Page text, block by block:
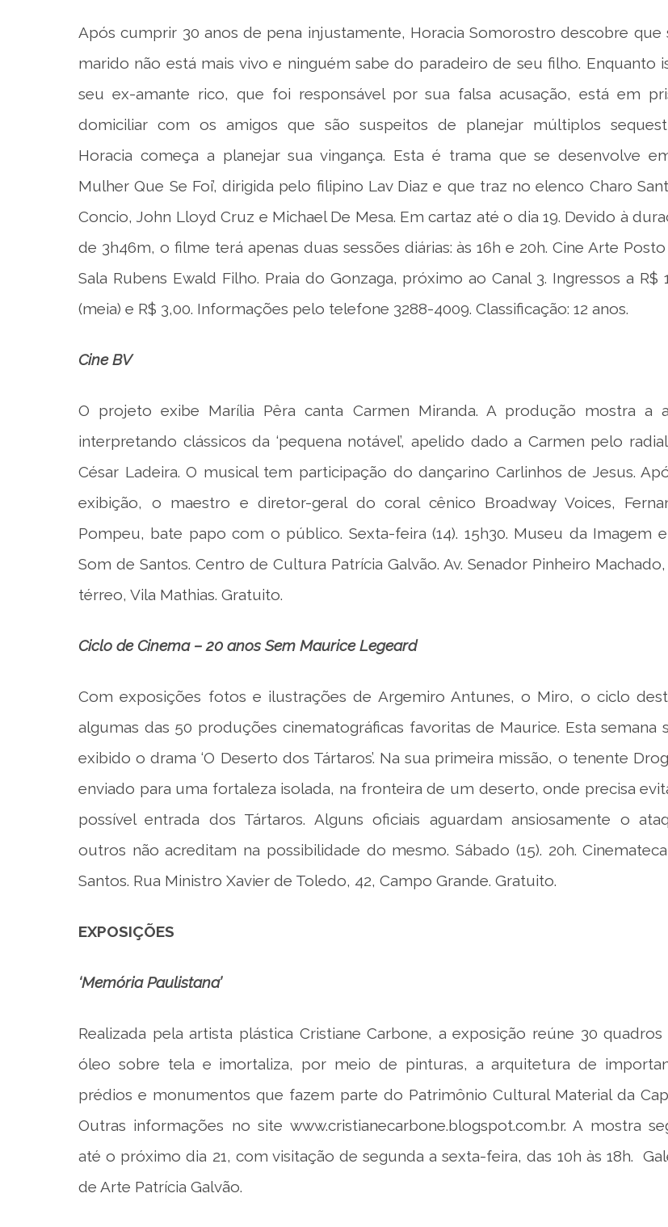
Após cumprir 30 anos de pena injustamente, Horacia Somorostro descobre que
marido não está mais vivo e ninguém sabe do paradeiro de seu filho. Enquanto
seu ex-amante rico, que foi responsável por sua falsa acusação, está em
domiciliar com os amigos que são suspeitos de planejar múltiplos
Horacia começa a planejar sua vingança. Esta é trama que se desenvolve
Mulher Que Se Foi’, dirigida pelo filipino Lav Diaz e que traz no elenco Charo
Concio, John Lloyd Cruz e Michael De Mesa. Em cartaz até o dia 19. Devido à
de 3h46m, o filme terá apenas duas sessões diárias: às 16h e 20h. Cine Arte
Sala Rubens Ewald Filho. Praia do Gonzaga, próximo ao Canal 3. Ingressos a R$
(meia) e R$ 3,00. Informações pelo telefone 3288-4009. Classificação: 12 anos.
Cine BV
O projeto exibe Marília Pêra canta Carmen Miranda. A produção mostra a
interpretando clássicos da ‘pequena notável’, apelido dado a Carmen pelo
César Ladeira. O musical tem participação do dançarino Carlinhos de Jesus.
exibição, o maestro e diretor-geral do coral cênico Broadway Voices,
Pompeu, bate papo com o público. Sexta-feira (14). 15h30. Museu da Imagem
Som de Santos. Centro de Cultura Patrícia Galvão. Av. Senador Pinheiro Machado,
térreo, Vila Mathias. Gratuito.
Ciclo de Cinema – 20 anos Sem Maurice Legeard
Com exposições fotos e ilustrações de Argemiro Antunes, o Miro, o ciclo
algumas das 50 produções cinematográficas favoritas de Maurice. Esta semana
exibido o drama ‘O Deserto dos Tártaros’. Na sua primeira missão, o tenente
enviado para uma fortaleza isolada, na fronteira de um deserto, onde precisa
possível entrada dos Tártaros. Alguns oficiais aguardam ansiosamente o
outros não acreditam na possibilidade do mesmo. Sábado (15). 20h.
Santos. Rua Ministro Xavier de Toledo, 42, Campo Grande. Gratuito.
EXPOSIÇÕES
‘Memória Paulistana’
Realizada pela artista plástica Cristiane Carbone, a exposição reúne 30 quadros
óleo sobre tela e imortaliza, por meio de pinturas, a arquitetura de
prédios e monumentos que fazem parte do Patrimônio Cultural Material da
Outras informações no sitewww.cristianecarbone.blogspot.com.br. A mostra
até o próximo dia 21, com visitação de segunda a sexta-feira, das 10h às 18h.
de Arte Patrícia Galvão.